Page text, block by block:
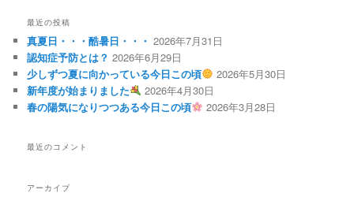
最近の投稿
真夏日・・・酷暑日・・・ 2026年7月31日
認知症予防とは？ 2026年6月29日
少しずつ夏に向かっている今日この頃
2026年5月30日
新年度が始まりました
2026年4月30日
春の陽気になりつつある今日この頃
2026年3月28日
最近のコメント
アーカイブ